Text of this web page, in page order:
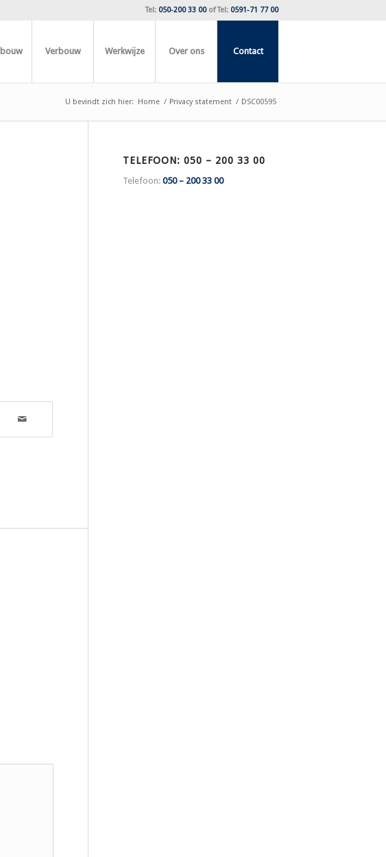
Tel: 050-200 33 00ofTel: 0591-71 77 00
Verbouw Werkwijze Over ons Contact
U bevindt zich hier: Home / Privacy statement / DSC00595
TELEFOON: 050 – 200 33 00
Telefoon:050 – 200 33 00